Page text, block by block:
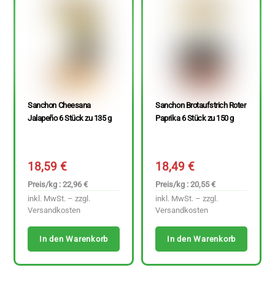
Sanchon Cheesana
Jalapeño 6 Stück zu 135 g
18,59€
Preis/kg : 22,96 €
inkl. MwSt. – zzgl.
Versandkosten
In den Warenkorb
Sanchon Brotaufstrich Roter
Paprika 6 Stück zu 150 g
18,49€
Preis/kg : 20,55 €
inkl. MwSt. – zzgl.
Versandkosten
In den Warenkorb